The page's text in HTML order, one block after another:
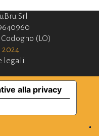
Srl
(LO)
legali
alla privacy